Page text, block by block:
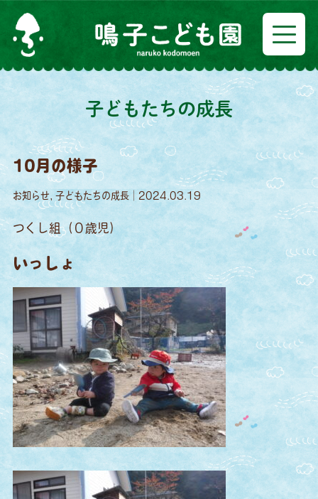
子どもたちの成長
10月の様子
お知らせ, 子どもたちの成長｜2024.03.19
つくし組（０歳児）
いっしょ